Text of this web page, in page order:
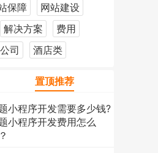
保障
网站建设
解决方案
费用
司 酒店类
置顶推荐
小程序开发需要多少钱?
小程序开发费用怎么